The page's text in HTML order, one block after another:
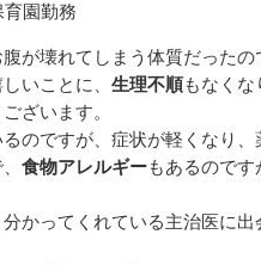
園勤務
が壊れてしまう体質だった
いことに、 生理不順もなくな
ざいます。
のですが、症状が軽くなり、
食物アレルギーもあるので
かってくれている主治医に出